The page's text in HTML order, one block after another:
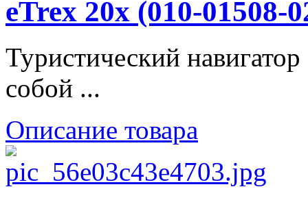
eTrex 20x (010-01508-
Туристический
собой ...
Описание товара